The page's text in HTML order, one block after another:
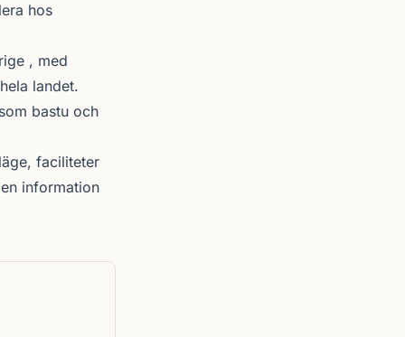
hos
, med
landet.
bastu och
faciliteter
information